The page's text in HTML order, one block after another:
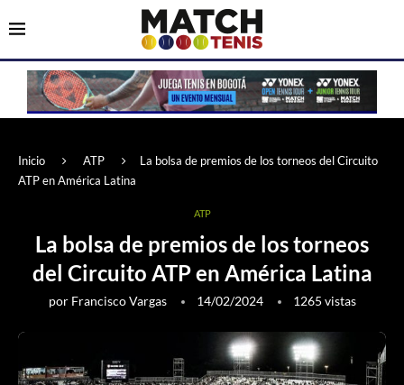
Inicio ATP
La bolsa de premios de los torneos del Circuito
ATP en América Latina
ATP
La bolsa de premios de los torneos
del Circuito ATP en América Latina
por Francisco Vargas 14/02/2024 1265 vistas